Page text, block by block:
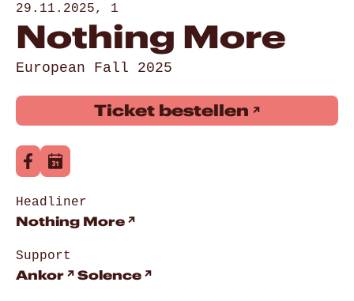
29.11.2025, 1
Nothing More
European Fall 2025
Ticket bestellen
Headliner
Nothing More
Support
Ankor Solence